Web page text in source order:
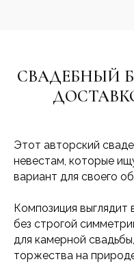
СВАДЕБНЫЙ
Этот авторский
невестам, которые
вариант для своего
Композиция
без строгой
для камерной
торжества на